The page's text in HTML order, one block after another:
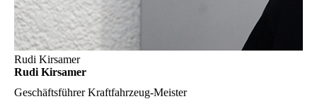
Rudi Kirsamer
Rudi Kirsamer
GeschäftsführerKraftfahrzeug-Meister